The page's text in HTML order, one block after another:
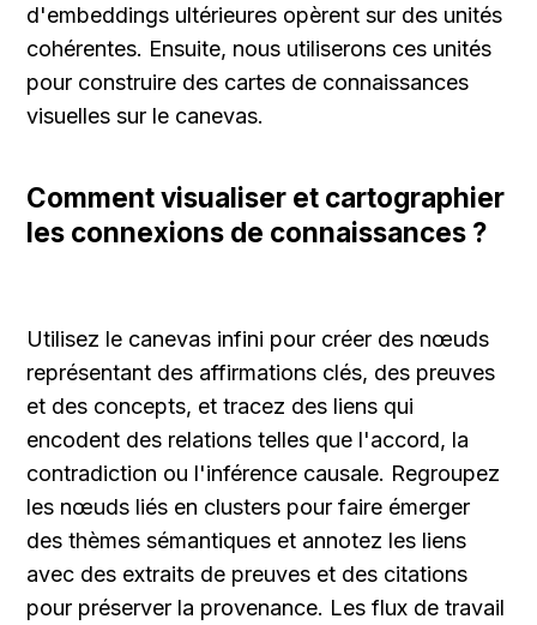
d'embeddings ultérieures opèrent sur des unités
cohérentes. Ensuite, nous utiliserons ces unités
pour construire des cartes de connaissances
visuelles sur le canevas.
Comment visualiser et cartographier
les connexions de connaissances ?
Utilisez le canevas infini pour créer des nœuds
représentant des affirmations clés, des preuves
et des concepts, et tracez des liens qui
encodent des relations telles que l'accord, la
contradiction ou l'inférence causale. Regroupez
les nœuds liés en clusters pour faire émerger
des thèmes sémantiques et annotez les liens
avec des extraits de preuves et des citations
pour préserver la provenance. Les flux de travail